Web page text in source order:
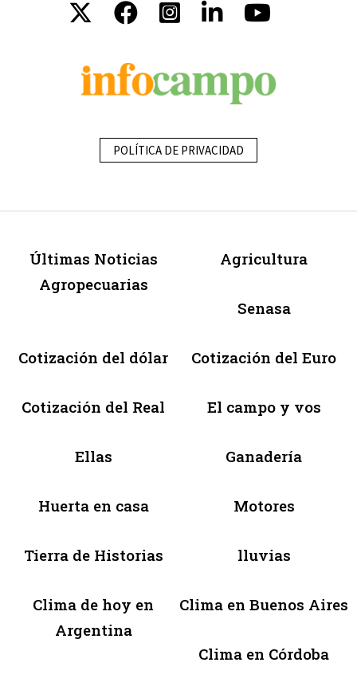
POLÍTICA DE PRIVACIDAD
Últimas Noticias
Agropecuarias
Agricultura
Senasa
Cotización del dólar Cotización del Euro
Cotización del Real El campo y vos
Ellas Ganadería
Huerta en casa Motores
Tierra de Historias lluvias
Clima de hoy en
Argentina
Clima en Buenos Aires
Clima en Córdoba